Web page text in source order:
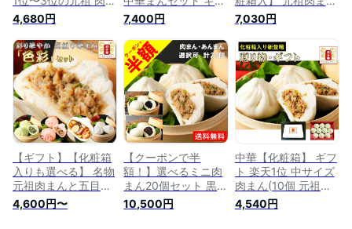
ん・五目肉まん・貝
柱肉まん各2個計6個
入 日本の美味しい手
土産50選 国産豚肉
100％の手包み 肉ま
ん 豚まん 老舗 中華
東京土産 ギフト 贈
答 冷凍 五十番 神楽
坂本店 急ぎ
4,680円
ト 見て感動!圧巻の
大きさ 肉まん 五目
肉まん あんまん 等
13種15個の中華まん
入セット 肉まん 豚
まん ぶたまん あん
まん 中華まん 東京
老舗 元祖 五十番 神
楽坂本店 急ぎ
7,400円
2個・五目肉まん1
個・貝柱肉まん1個・
ジャンボ餃子12個・
肉焼売8個 日本の美
味しい手土産50選
国産豚肉100％の手
包み 肉まん 老舗 中
華 東京土産 ギフト
詰め合わせ 冷凍 五
十番 神楽坂本店 急
ぎ
7,030円
【ギフト】【化粧箱
入りも選べる】 名物
元祖肉まんと五目肉
まんも入った東京老
舗人気中華まんセッ
4,600円〜
【クーポンで半
額！】選べるミニ肉
まん20個セット 黒ゴ
マあんまん・つぶあ
んまんも選択できま
10,500円
中華【化粧箱】 ギフ
ト 楽天1位 中サイズ
肉まん(10個 元祖肉
まんの中サイズ版)
送料無料 東京土産
4,540円